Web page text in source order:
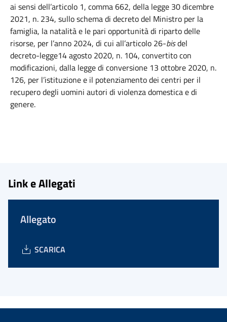
ai sensi dell’articolo 1, comma 662, della legge 30 dicembre
2021, n. 234, sullo schema di decreto del Ministro per la
famiglia, la natalità e le pari opportunità di riparto delle
risorse, per l’anno 2024, di cui all’articolo 26-bisdel
decreto-legge14 agosto 2020, n. 104, convertito con
modificazioni, dalla legge di conversione 13 ottobre 2020, n.
126, per l’istituzione e il potenziamento dei centri per il
recupero degli uomini autori di violenza domestica e di
genere.
Link e Allegati
Allegato
SCARICA